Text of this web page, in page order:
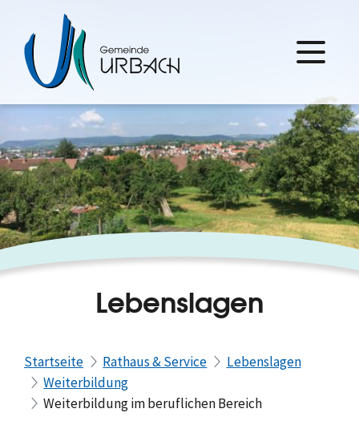
Lebenslagen
Startseite Rathaus & Service
Lebenslagen
Weiterbildung
Weiterbildung im beruflichen Bereich